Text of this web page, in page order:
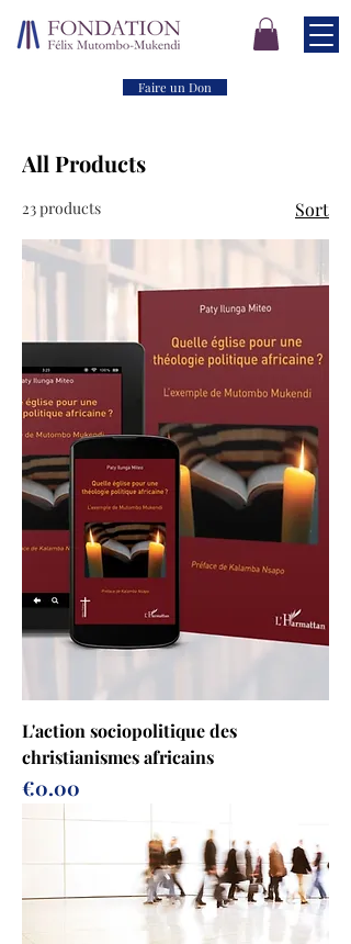
Faire un Don
All Products
23 products Sort
L'action sociopolitique des
christianismes africains
Price
€0.00